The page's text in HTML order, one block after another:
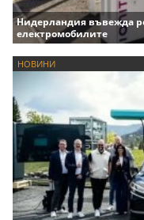
Нидерландия въвежда
електромобилите
НОВИНИ